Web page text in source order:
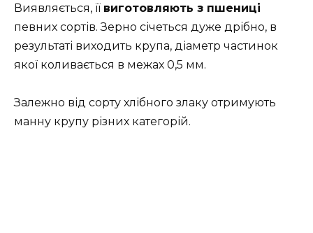
Виявляється, її виготовляють з пшениці
певних сортів. Зерно січеться дуже дрібно, в
результаті виходить крупа, діаметр частинок
якої коливається в межах 0,5 мм.
Залежно від сорту хлібного злаку отримують
манну крупу різних категорій.